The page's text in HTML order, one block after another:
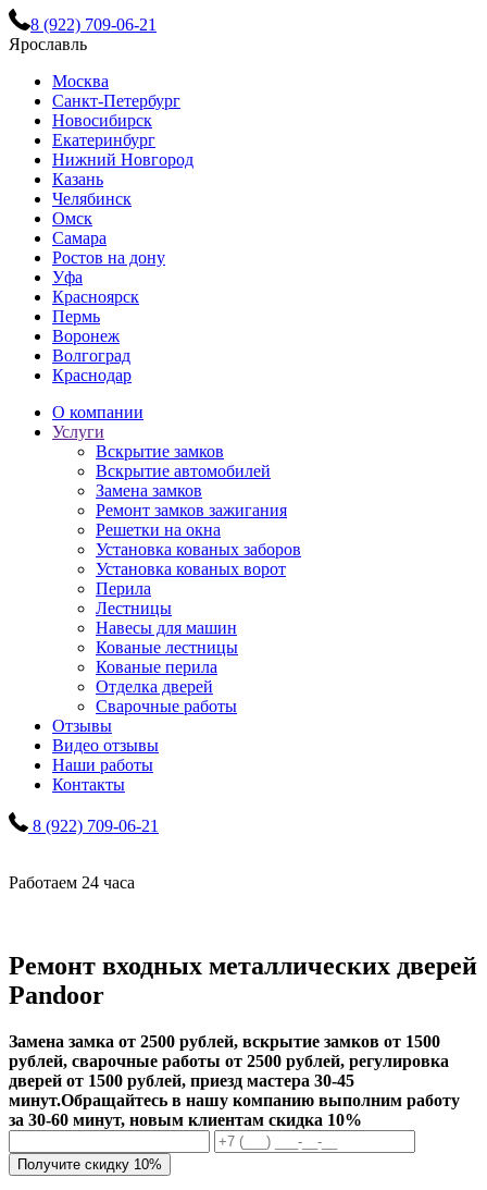
8 (922) 709-06-21
Ярославль
Москва
Санкт-Петербург
Новосибирск
Екатеринбург
Нижний Новгород
Казань
Челябинск
Омск
Самара
Ростов на дону
Уфа
Красноярск
Пермь
Воронеж
Волгоград
Краснодар
О компании
Услуги
Вскрытие замков
Вскрытие автомобилей
Замена замков
Ремонт замков зажигания
Решетки на окна
Установка кованых заборов
Установка кованых ворот
Перила
Лестницы
Навесы для машин
Кованые лестницы
Кованые перила
Отделка дверей
Сварочные работы
Отзывы
Видео отзывы
Наши работы
Контакты
8 (922) 709-06-21
Работаем 24 часа
Ремонт входных металлических дверей
Pandoor
Замена замка от 2500 рублей, вскрытие замков от 1500
рублей, сварочные работы от 2500 рублей, регулировка
дверей от 1500 рублей, приезд мастера 30-45
минут.Обращайтесь в нашу компанию выполним работу
за 30-60 минут, новым клиентам скидка 10%
Получите скидку 10%